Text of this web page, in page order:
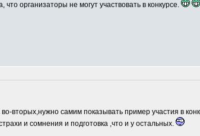
что организаторы не могут участвовать в конкурсе.
вторых,нужно самим показывать пример участия в
и сомнения и подготовка ,что и у остальных.